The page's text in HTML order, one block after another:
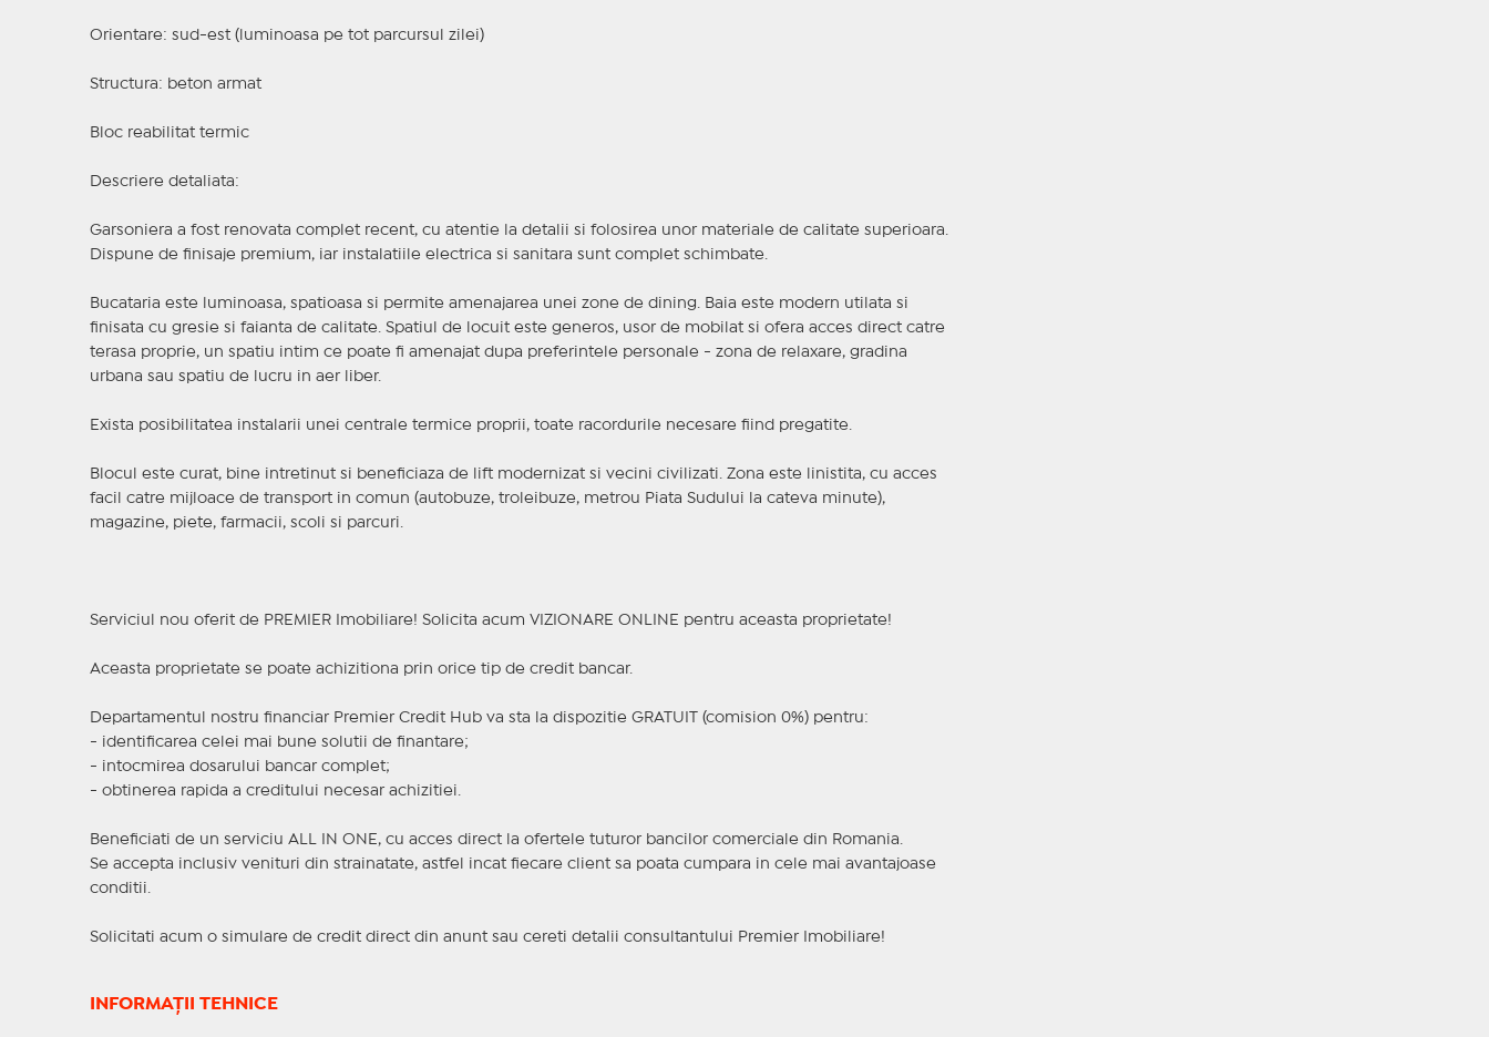
Orientare: sud-est (luminoasa pe tot parcursul zilei)
Structura: beton armat
Bloc reabilitat termic
Descriere detaliata:
Garsoniera a fost renovata complet recent, cu atentie la detalii si folosirea unor materiale de calitate superioara.
Dispune de finisaje premium, iar instalatiile electrica si sanitara sunt complet schimbate.
Bucataria este luminoasa, spatioasa si permite amenajarea unei zone de dining. Baia este modern utilata si
finisata cu gresie si faianta de calitate. Spatiul de locuit este generos, usor de mobilat si ofera acces direct catre
terasa proprie, un spatiu intim ce poate fi amenajat dupa preferintele personale - zona de relaxare, gradina
urbana sau spatiu de lucru in aer liber.
Exista posibilitatea instalarii unei centrale termice proprii, toate racordurile necesare fiind pregatite.
Blocul este curat, bine intretinut si beneficiaza de lift modernizat si vecini civilizati. Zona este linistita, cu acces
facil catre mijloace de transport in comun (autobuze, troleibuze, metrou Piata Sudului la cateva minute),
magazine, piete, farmacii, scoli si parcuri.
Serviciul nou oferit de PREMIER Imobiliare! Solicita acum VIZIONARE ONLINE pentru aceasta proprietate!
Aceasta proprietate se poate achizitiona prin orice tip de credit bancar.
Departamentul nostru financiar Premier Credit Hub va sta la dispozitie GRATUIT (comision 0%) pentru:
- identificarea celei mai bune solutii de finantare;
- intocmirea dosarului bancar complet;
- obtinerea rapida a creditului necesar achizitiei.
Beneficiati de un serviciu ALL IN ONE, cu acces direct la ofertele tuturor bancilor comerciale din Romania.
Se accepta inclusiv venituri din strainatate, astfel incat fiecare client sa poata cumpara in cele mai avantajoase
conditii.
Solicitati acum o simulare de credit direct din anunt sau cereti detalii consultantului Premier Imobiliare!
INFORMAȚII TEHNICE